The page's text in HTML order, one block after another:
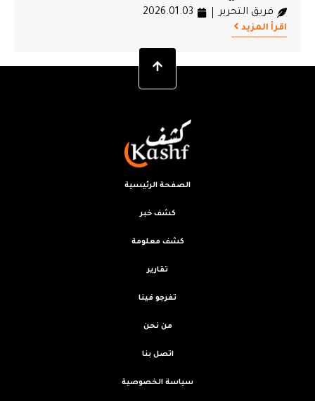
فريق التحرير 2026.01.03
اقرأ المزيد
الصفحة الرئيسية
كشف خبر
كشف معلومة
تقارير
تفرجو فينا
من نحن
اتصل بنا
سياسة الخصوصية